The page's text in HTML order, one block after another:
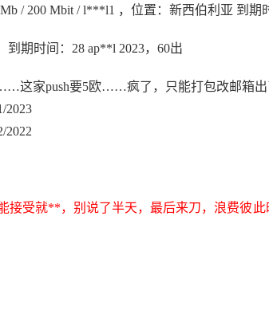
/ 200 Mbit / l***l1 ，位置：新西伯利亚 到期
到期时间：28 ap**l 2023，60出
这家push要5欧……疯了，只能打包改邮箱出
2023
2022
接受就**，别说了半天，最后来刀，浪费彼